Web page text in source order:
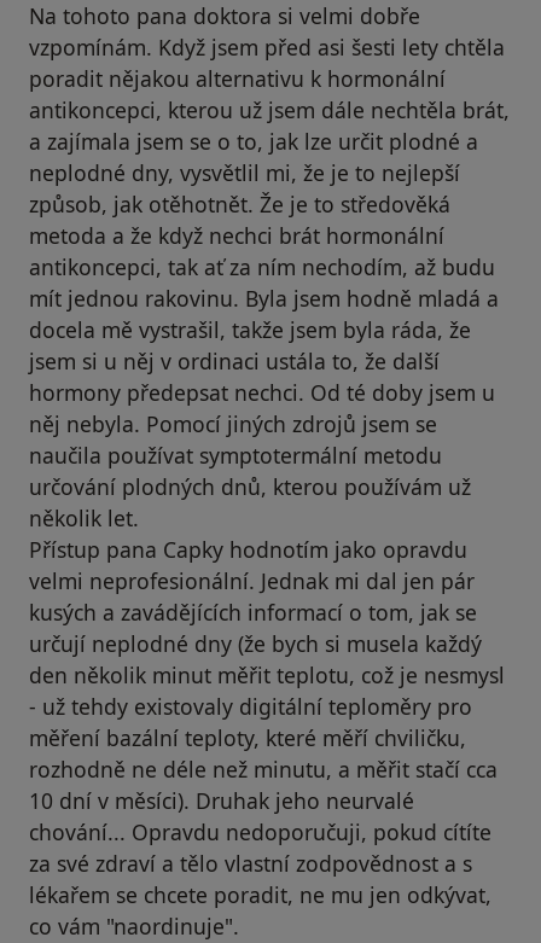
Na tohoto pana doktora si velmi dobře
vzpomínám. Když jsem před asi šesti lety chtěla
poradit nějakou alternativu k hormonální
antikoncepci, kterou už jsem dále nechtěla brát,
a zajímala jsem se o to, jak lze určit plodné a
neplodné dny, vysvětlil mi, že je to nejlepší
způsob, jak otěhotnět. Že je to středověká
metoda a že když nechci brát hormonální
antikoncepci, tak ať za ním nechodím, až budu
mít jednou rakovinu. Byla jsem hodně mladá a
docela mě vystrašil, takže jsem byla ráda, že
jsem si u něj v ordinaci ustála to, že další
hormony předepsat nechci. Od té doby jsem u
něj nebyla. Pomocí jiných zdrojů jsem se
naučila používat symptotermální metodu
určování plodných dnů, kterou používám už
několik let.
Přístup pana Capky hodnotím jako opravdu
velmi neprofesionální. Jednak mi dal jen pár
kusých a zavádějících informací o tom, jak se
určují neplodné dny (že bych si musela každý
den několik minut měřit teplotu, což je nesmysl
- už tehdy existovaly digitální teploměry pro
měření bazální teploty, které měří chviličku,
rozhodně ne déle než minutu, a měřit stačí cca
10 dní v měsíci). Druhak jeho neurvalé
chování... Opravdu nedoporučuji, pokud cítíte
za své zdraví a tělo vlastní zodpovědnost a s
lékařem se chcete poradit, ne mu jen odkývat,
co vám "naordinuje".